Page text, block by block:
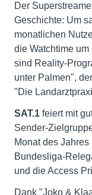
Der
Geschichte: Um
monatlichen
die Watchtime
sind Reality-
unter Palmen",
"Die
SAT.1 feiert mit
Sender-
Monat des
Bundesliga-
und die Access
Dank "Joko &